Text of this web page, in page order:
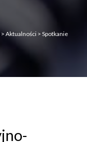
> Aktualności > Spotkanie